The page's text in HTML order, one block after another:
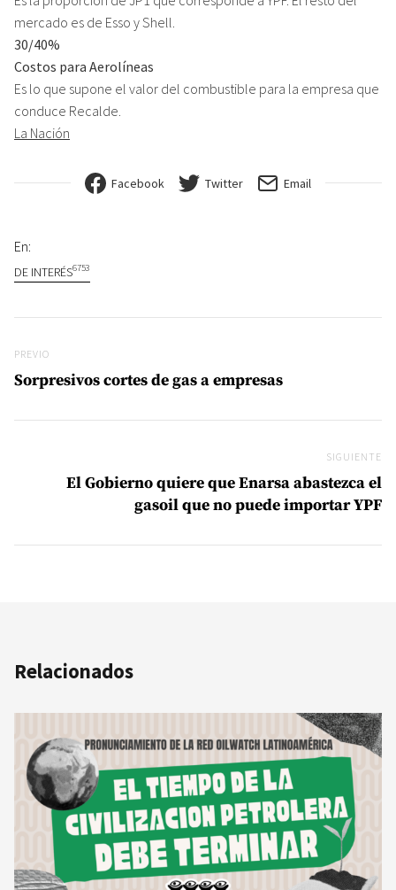
mercado es de Esso y Shell.
30/40%
Costos para Aerolíneas
Es lo que supone el valor del combustible para la empresa que
conduce Recalde.
La Nación
Facebook Twitter Email
En:
DE INTERÉS6753
Previo
PREVIO
Sorpresivos cortes de gas a empresas
SIGUIENTE
El Gobierno quiere que Enarsa abastezca el
gasoil que no puede importar YPF
Relacionados